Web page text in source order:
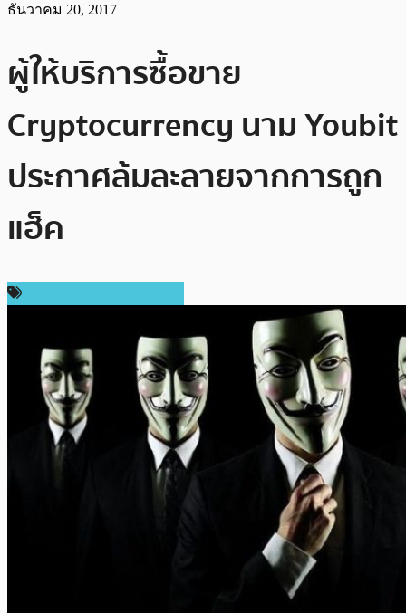
ธันวาคม 20, 2017
ผู้ให้บริการซื้อขาย
Cryptocurrency นาม Youbit
ประกาศล้มละลายจากการถูก
แฮ็ค